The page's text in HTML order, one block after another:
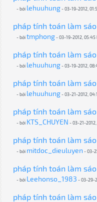
- bởi lehuuhung- 03-19-2012,
pháp tính toán làm
- bởitmphong- 03-19-2012, 05:45
pháp tính toán làm
- bởi lehuuhung- 03-19-2012,
pháp tính toán làm
- bởi lehuuhung- 03-21-2012,
pháp tính toán làm
- bởi KTS_CHUYEN - 03-21-2012,
pháp tính toán làm
- bởi mitdoc_dieuluyen - 03-
pháp tính toán làm
- bởi Leehonso_1983 - 03-29-
pháp tính toán làm